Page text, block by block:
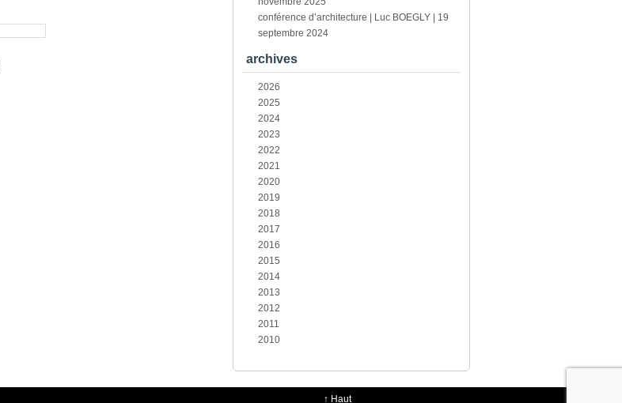
conférence d’architecture | Luc BOEGLY | 19
septembre 2024
archives
2026
2025
2024
2023
2022
2021
2020
2019
2018
2017
2016
2015
2014
2013
2012
2011
2010
↑ Haut